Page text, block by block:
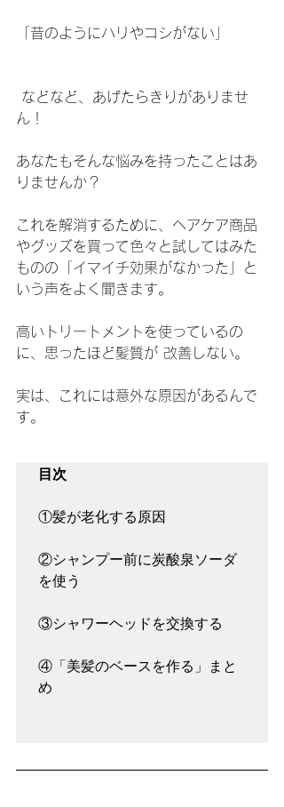
「昔のようにハリやコシがない」
などなど、あげたらきりがありませ
ん！
あなたもそんな悩みを持ったことはあ
りませんか？
これを解消するために、ヘアケア商品
やグッズを買って色々と試してはみた
ものの「イマイチ効果がなかった」と
いう声をよく聞きます。
高いトリートメントを使っているの
に、思ったほど髪質が 改善しない。
実は、これには意外な原因があるんで
す。
目次
①髪が老化する原因
②シャンプー前に炭酸泉ソーダ
を使う
③シャワーヘッドを交換する
④「美髪のベースを作る」まと
め